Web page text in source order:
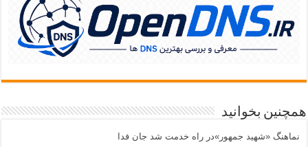
همچنین بخوانید
نماهنگ «شهید جمهور»در راه خدمت شد جان فدا